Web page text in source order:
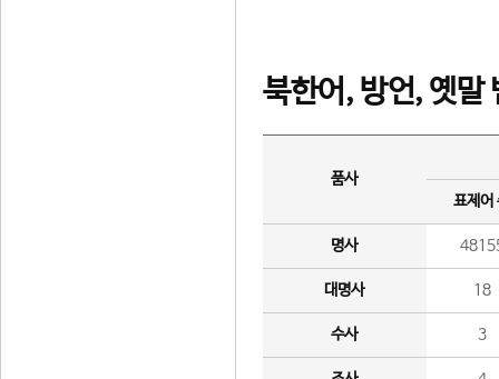
북한어, 방언, 옛말
품사
표제어
명사
대명사 18
수사 3